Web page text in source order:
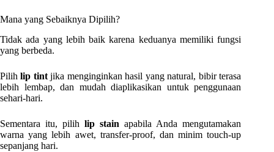
Mana yang Sebaiknya Dipilih?
Tidak ada yang lebih baik karena keduanya memiliki fungsi
yang berbeda.
Pilihlip tintjika menginginkan hasil yang natural, bibir terasa
lebih lembap, dan mudah diaplikasikan untuk penggunaan
sehari-hari.
Sementara itu, pilihlip stain apabila Anda mengutamakan
warna yang lebih awet, transfer-proof, dan minim touch-up
sepanjang hari.